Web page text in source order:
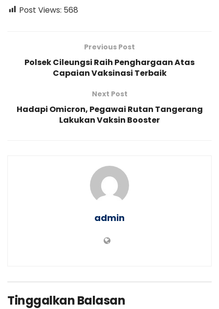
Post Views: 568
Previous Post
Polsek Cileungsi Raih Penghargaan Atas
Capaian Vaksinasi Terbaik
Next Post
Hadapi Omicron, Pegawai Rutan Tangerang
Lakukan Vaksin Booster
admin
Tinggalkan Balasan